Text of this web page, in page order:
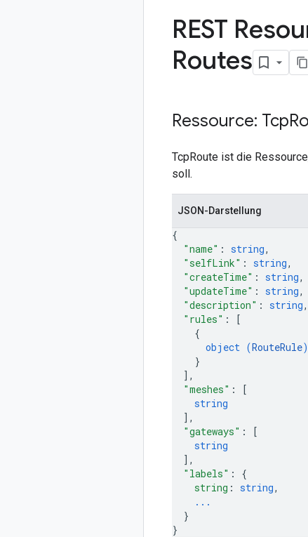
REST
Routes
Ressource: Tcp
TcpRoute ist die
soll.
JSON-Darstellung
{
"name" : string,
"selfLink" : string,
"createTime" : string,
"updateTime" : string,
"description" : string,
"rules" :
[
{
object (RouteRule)
}
] ,
"meshes" :
[
string
] ,
"gateways" :
[
string
] ,
"labels" : {
string : string,
...
}
}